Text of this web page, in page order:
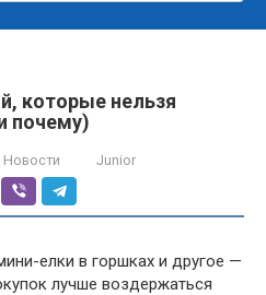
которые нельзя
почему)
Новости Junior
елки в горшках и другое —
лучше воздержаться